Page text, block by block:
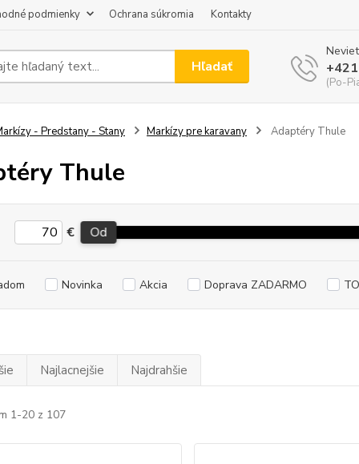
podmienky Ochrana súkromia Kontakty
Hľadať
(Po-
- Predstany - Stany Markízy pre karavany Adaptéry Thule
Thule
€ Od
Novinka Akcia Doprava ZADARMO
Najlacnejšie Najdrahšie
1-20 z 107